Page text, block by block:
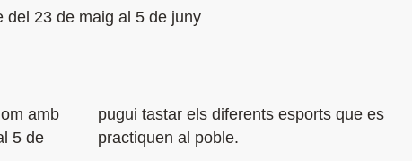
del 23 de maig al 5 de juny
amb
5 de
pugui tastar els diferents esports que es
practiquen al poble.